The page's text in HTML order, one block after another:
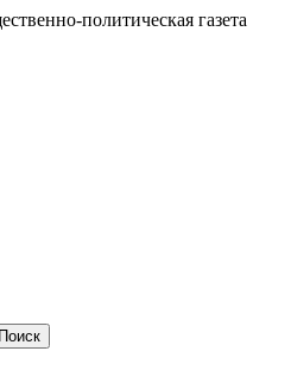
политическая газета